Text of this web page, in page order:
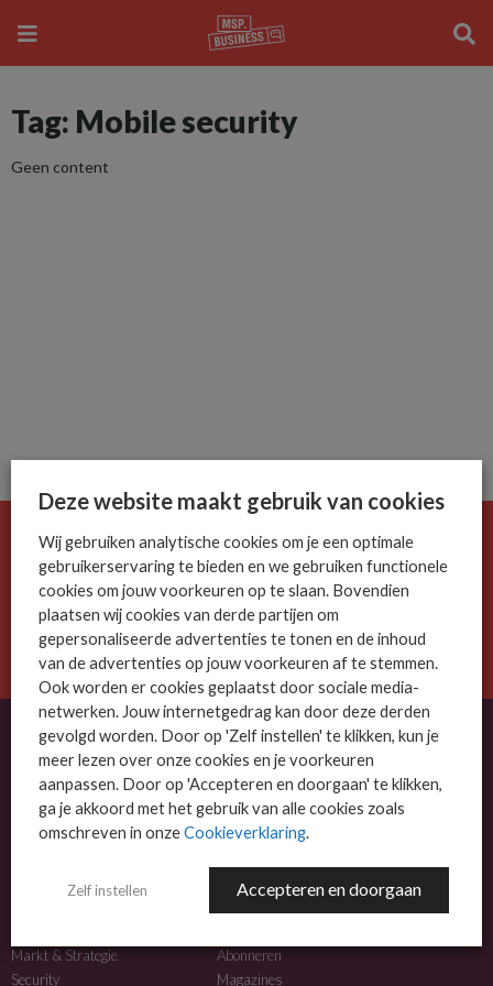
Tag: Mobile security
Geen content
De ICT-wereld is snel. Mis niets.
Meld je nu aan voor de MSP Business nieuwsbrief.
AANMELDEN
OVER MSP BUSINESS
MSP Business is het kennisplatform voor IT-dienstverleners met MKB-focus.
NIEUWS
Markt & Strategie
Security
MEER INFO
Abonneren
Magazines
Deze website maakt gebruik van cookies
Wij gebruiken analytische cookies om je een optimale
gebruikerservaring te bieden en we gebruiken functionele
cookies om jouw voorkeuren op te slaan. Bovendien
plaatsen wij cookies van derde partijen om
gepersonaliseerde advertenties te tonen en de inhoud
van de advertenties op jouw voorkeuren af te stemmen.
Ook worden er cookies geplaatst door sociale media-
netwerken. Jouw internetgedrag kan door deze derden
gevolgd worden. Door op 'Zelf instellen' te klikken, kun je
meer lezen over onze cookies en je voorkeuren
aanpassen. Door op 'Accepteren en doorgaan' te klikken,
ga je akkoord met het gebruik van alle cookies zoals
omschreven in onzeCookieverklaring.
Zelf instellen Accepteren en doorgaan